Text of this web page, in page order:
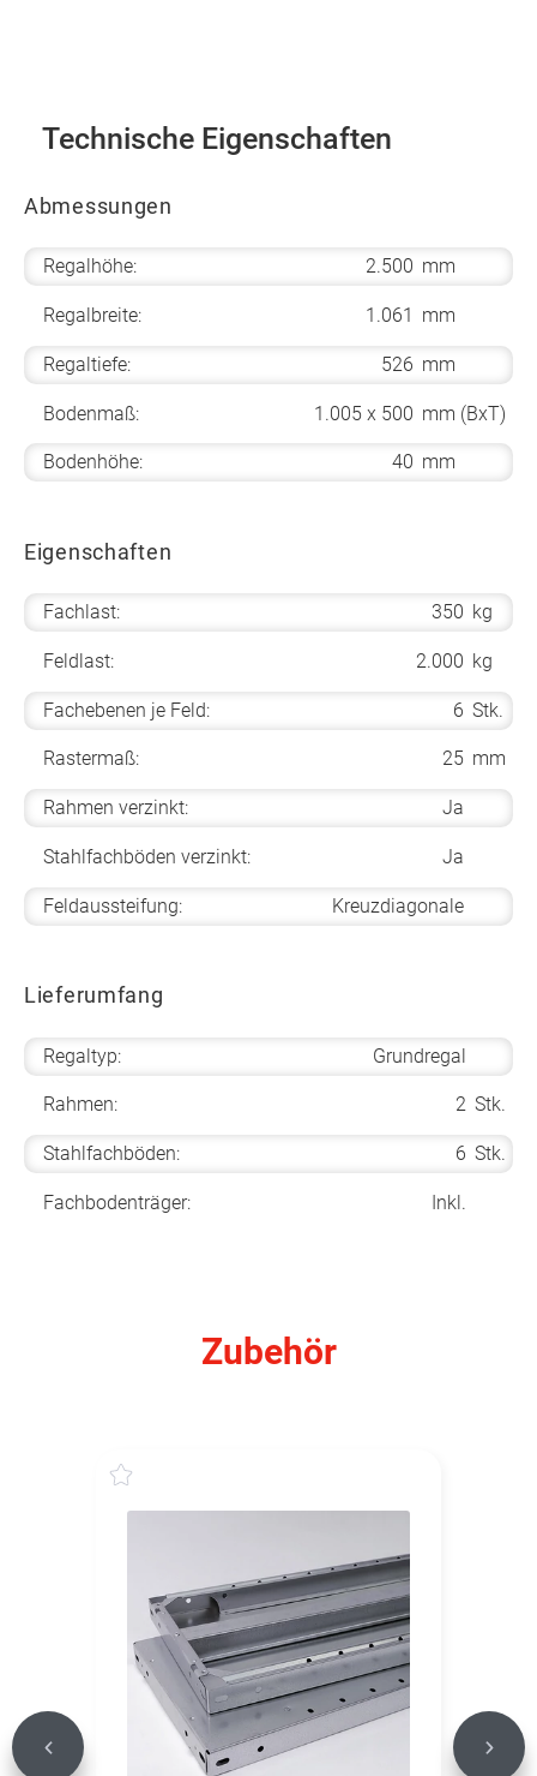
Technische Eigenschaften
Abmessungen
Regalhöhe: 2.500 mm
Regalbreite: 1.061 mm
Regaltiefe: 526 mm
Bodenmaß: 1.005 x 500 mm (BxT)
Bodenhöhe: 40 mm
Eigenschaften
Fachlast: 350 kg
Feldlast: 2.000 kg
Fachebenen je Feld: 6 Stk.
Rastermaß: 25 mm
Rahmen verzinkt: Ja
Stahlfachböden verzinkt: Ja
Feldaussteifung: Kreuzdiagonale
Lieferumfang
Regaltyp: Grundregal
Rahmen: 2 Stk.
Stahlfachböden: 6 Stk.
Fachbodenträger: Inkl.
Zubehör
Previous Next